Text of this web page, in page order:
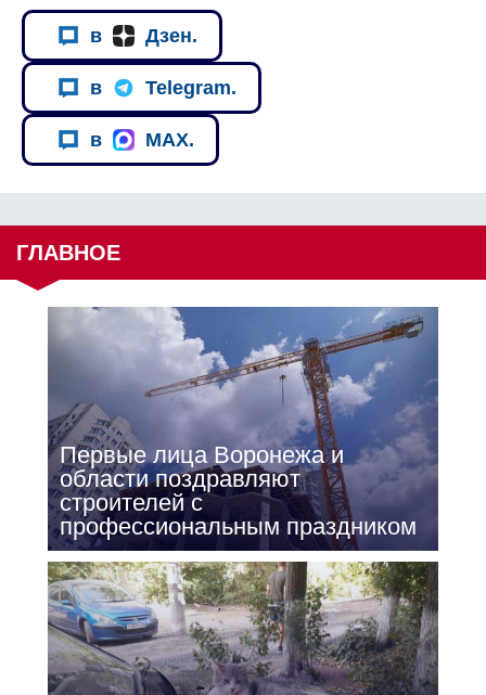
в Дзен.
в Telegram.
в MAX.
ГЛАВНОЕ
Первые лица Воронежа и
области поздравляют
строителей с
профессиональным праздником